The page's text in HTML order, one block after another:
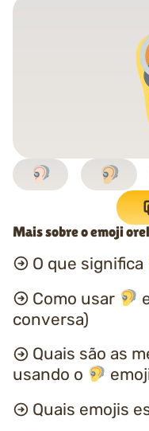
Mais sobre o emoji
O que significa
Como usar
conversa)
Quais são as
usando o
Quais emojis